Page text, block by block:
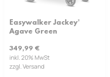
Easywalker Jackey²
Agave Green
349,99 €
inkl. 20% MwSt
zzgl. Versand